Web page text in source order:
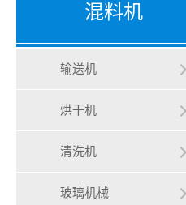
混料机
输送机
烘干机
清洗机
玻璃机械